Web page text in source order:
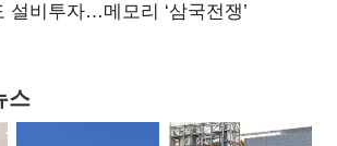
설비투자…메모리 ‘삼국전쟁’
스